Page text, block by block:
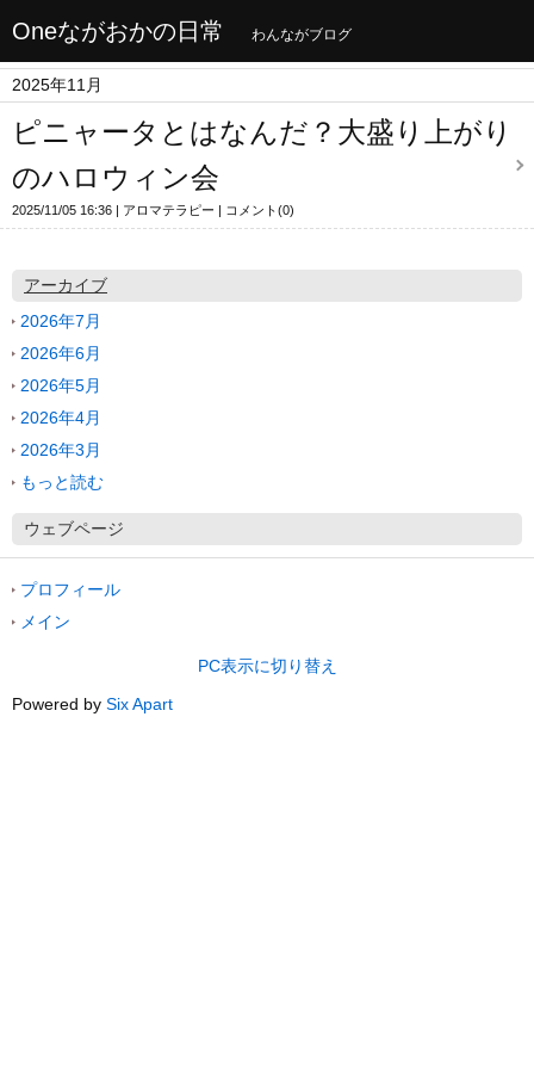
Oneながおかの日常 わんながブログ
2025年11月
ピニャータとはなんだ？大盛り上がり
のハロウィン会
2025/11/05 16:36 アロマテラピー コメント(0)
アーカイブ
2026年7月
2026年6月
2026年5月
2026年4月
2026年3月
もっと読む
ウェブページ
プロフィール
メイン
PC表示に切り替え
Powered by Six Apart